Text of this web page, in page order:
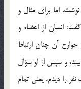
اما براي مثال و
انسان از اعضاء و
آن چنان ارتباط
و سپس از او سؤال
را ديدم، يعني تمام